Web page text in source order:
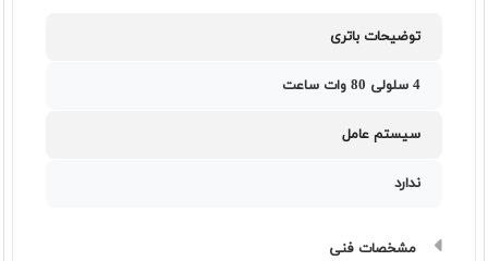
توضیحات باتری
4 سلولی 80 وات ساعت
سیستم عامل
ندارد
مشخصات فنی